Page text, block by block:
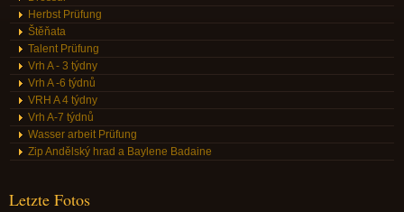
Herbst Prüfung
Štěňata
Talent Prüfung
Vrh A - 3 týdny
Vrh A -6 týdnů
VRH A 4 týdny
Vrh A-7 týdnů
Wasser arbeit Prüfung
Zip Andělský hrad a Baylene Badaine
Letzte Fotos